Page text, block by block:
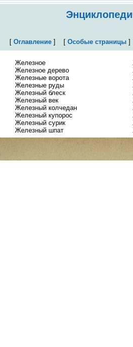
[ Оглавление] [ Особые страницы
Железное
Железное дерево
Железные ворота
Железные руды
Железный блеск
Железный век
Железный колчедан
Железный купорос
Железный сурик
Железный шпат